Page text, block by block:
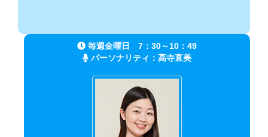
毎週金曜日 7：30～10：49
パーソナリティ： 高寺直美